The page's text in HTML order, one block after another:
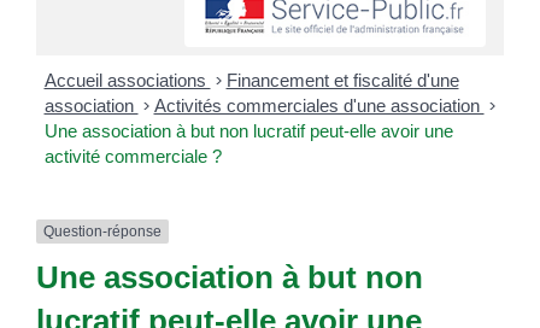
Accueil associations > Financement et fiscalité d'une
association > Activités commerciales d'une association >
Une association à but non lucratif peut-elle avoir une
activité commerciale ?
Question-réponse
Une association à but non